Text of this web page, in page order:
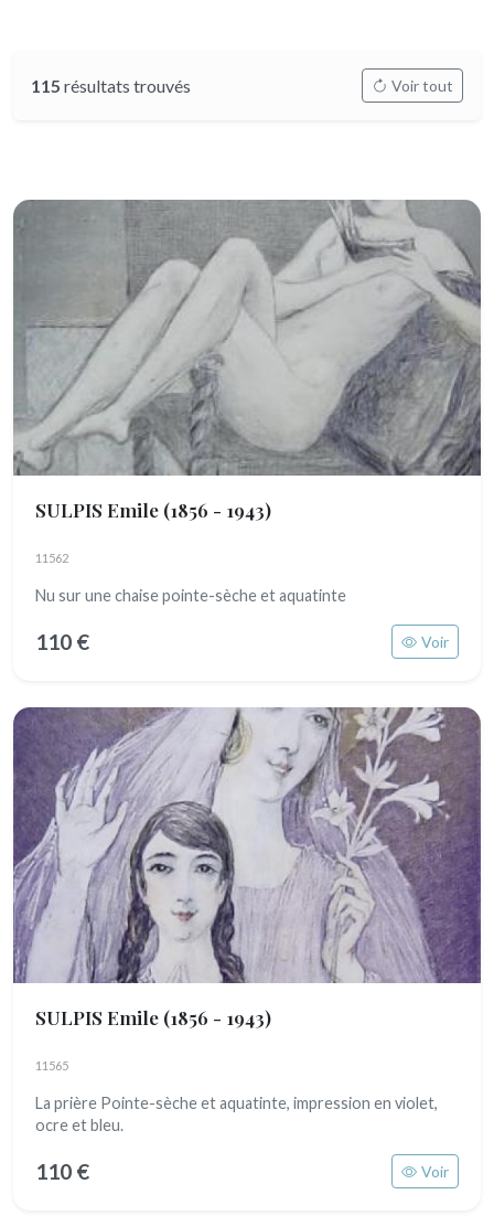
115 résultats trouvés Voir tout
SULPIS Emile (1856 - 1943)
11562
Nu sur une chaise pointe-sèche et aquatinte
110 € Voir
SULPIS Emile (1856 - 1943)
11565
La prière Pointe-sèche et aquatinte, impression en violet,
ocre et bleu.
110 € Voir